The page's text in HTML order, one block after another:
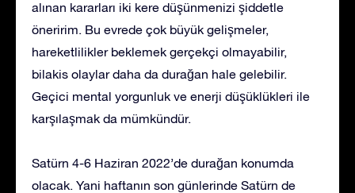
alınan kararları iki kere düşünmenizi şiddetle
öneririm. Bu evrede çok büyük gelişmeler,
hareketlilikler beklemek gerçekçi olmayabilir,
bilakis olaylar daha da durağan hale gelebilir.
Geçici mental yorgunluk ve enerji düşüklükleri ile
karşılaşmak da mümkündür.
Satürn 4-6 Haziran 2022’de durağan konumda
olacak. Yani haftanın son günlerinde Satürn de